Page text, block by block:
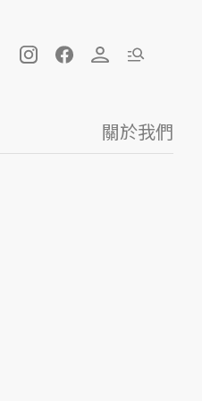
關於我們